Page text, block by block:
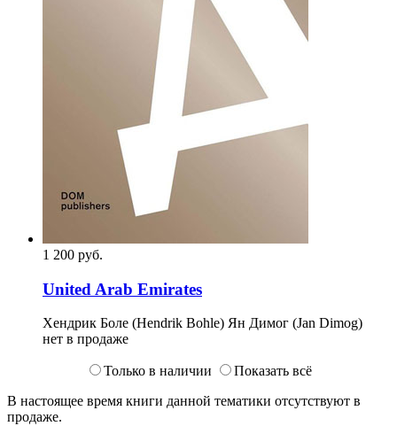
1 200 pуб.
United Arab Emirates
Хендрик Боле (Hendrik Bohle) Ян Димог (Jan Dimog)
нет в продаже
Только в наличии
Показать всё
В настоящее время книги данной тематики отсутствуют в
продаже.